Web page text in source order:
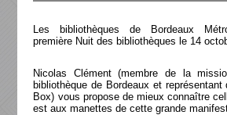
Les bibliothèques de Bordeaux
première Nuit des bibliothèques le 14
Nicolas Clément (membre de la
bibliothèque de Bordeaux et
Box) vous propose de mieux connaître
est aux manettes de cette grande